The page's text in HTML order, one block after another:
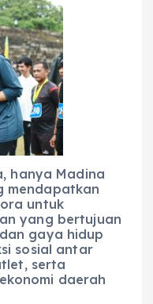
hanya Madina
mendapatkan
untuk
yang bertujuan
gaya hidup
sosial antar
serta
daerah